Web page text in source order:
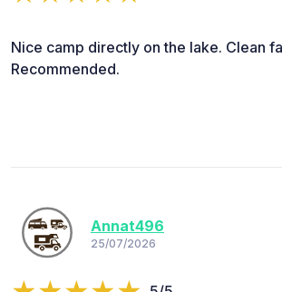
Nice camp directly on the lake. Clean
Recommended.
Annat496
25/07/2026